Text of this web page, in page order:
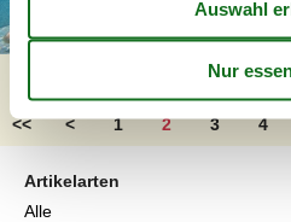
<< < 1 2 3 4
Artikelarten
Alle